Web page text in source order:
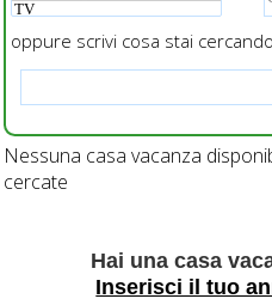
oppure scrivi cosa stai
Nessuna casa vacanza
cercate
Hai una casa
Inserisci il tuo